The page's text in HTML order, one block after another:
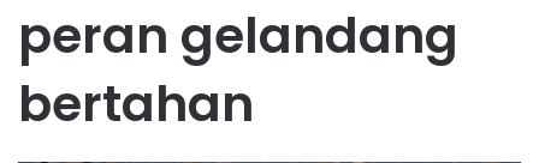
peran gelandang
bertahan